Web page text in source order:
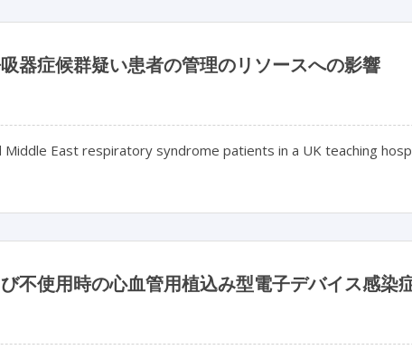
器症候群疑い患者の管理のリソースへの影響
East respiratory syndrome patients in a UK teaching
不使用時の心血管用植込み型電子デバイス感染